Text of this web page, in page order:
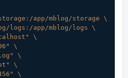
app/mblog/storage \
logs:/app/mblog/logs \
\
\
\
\
\